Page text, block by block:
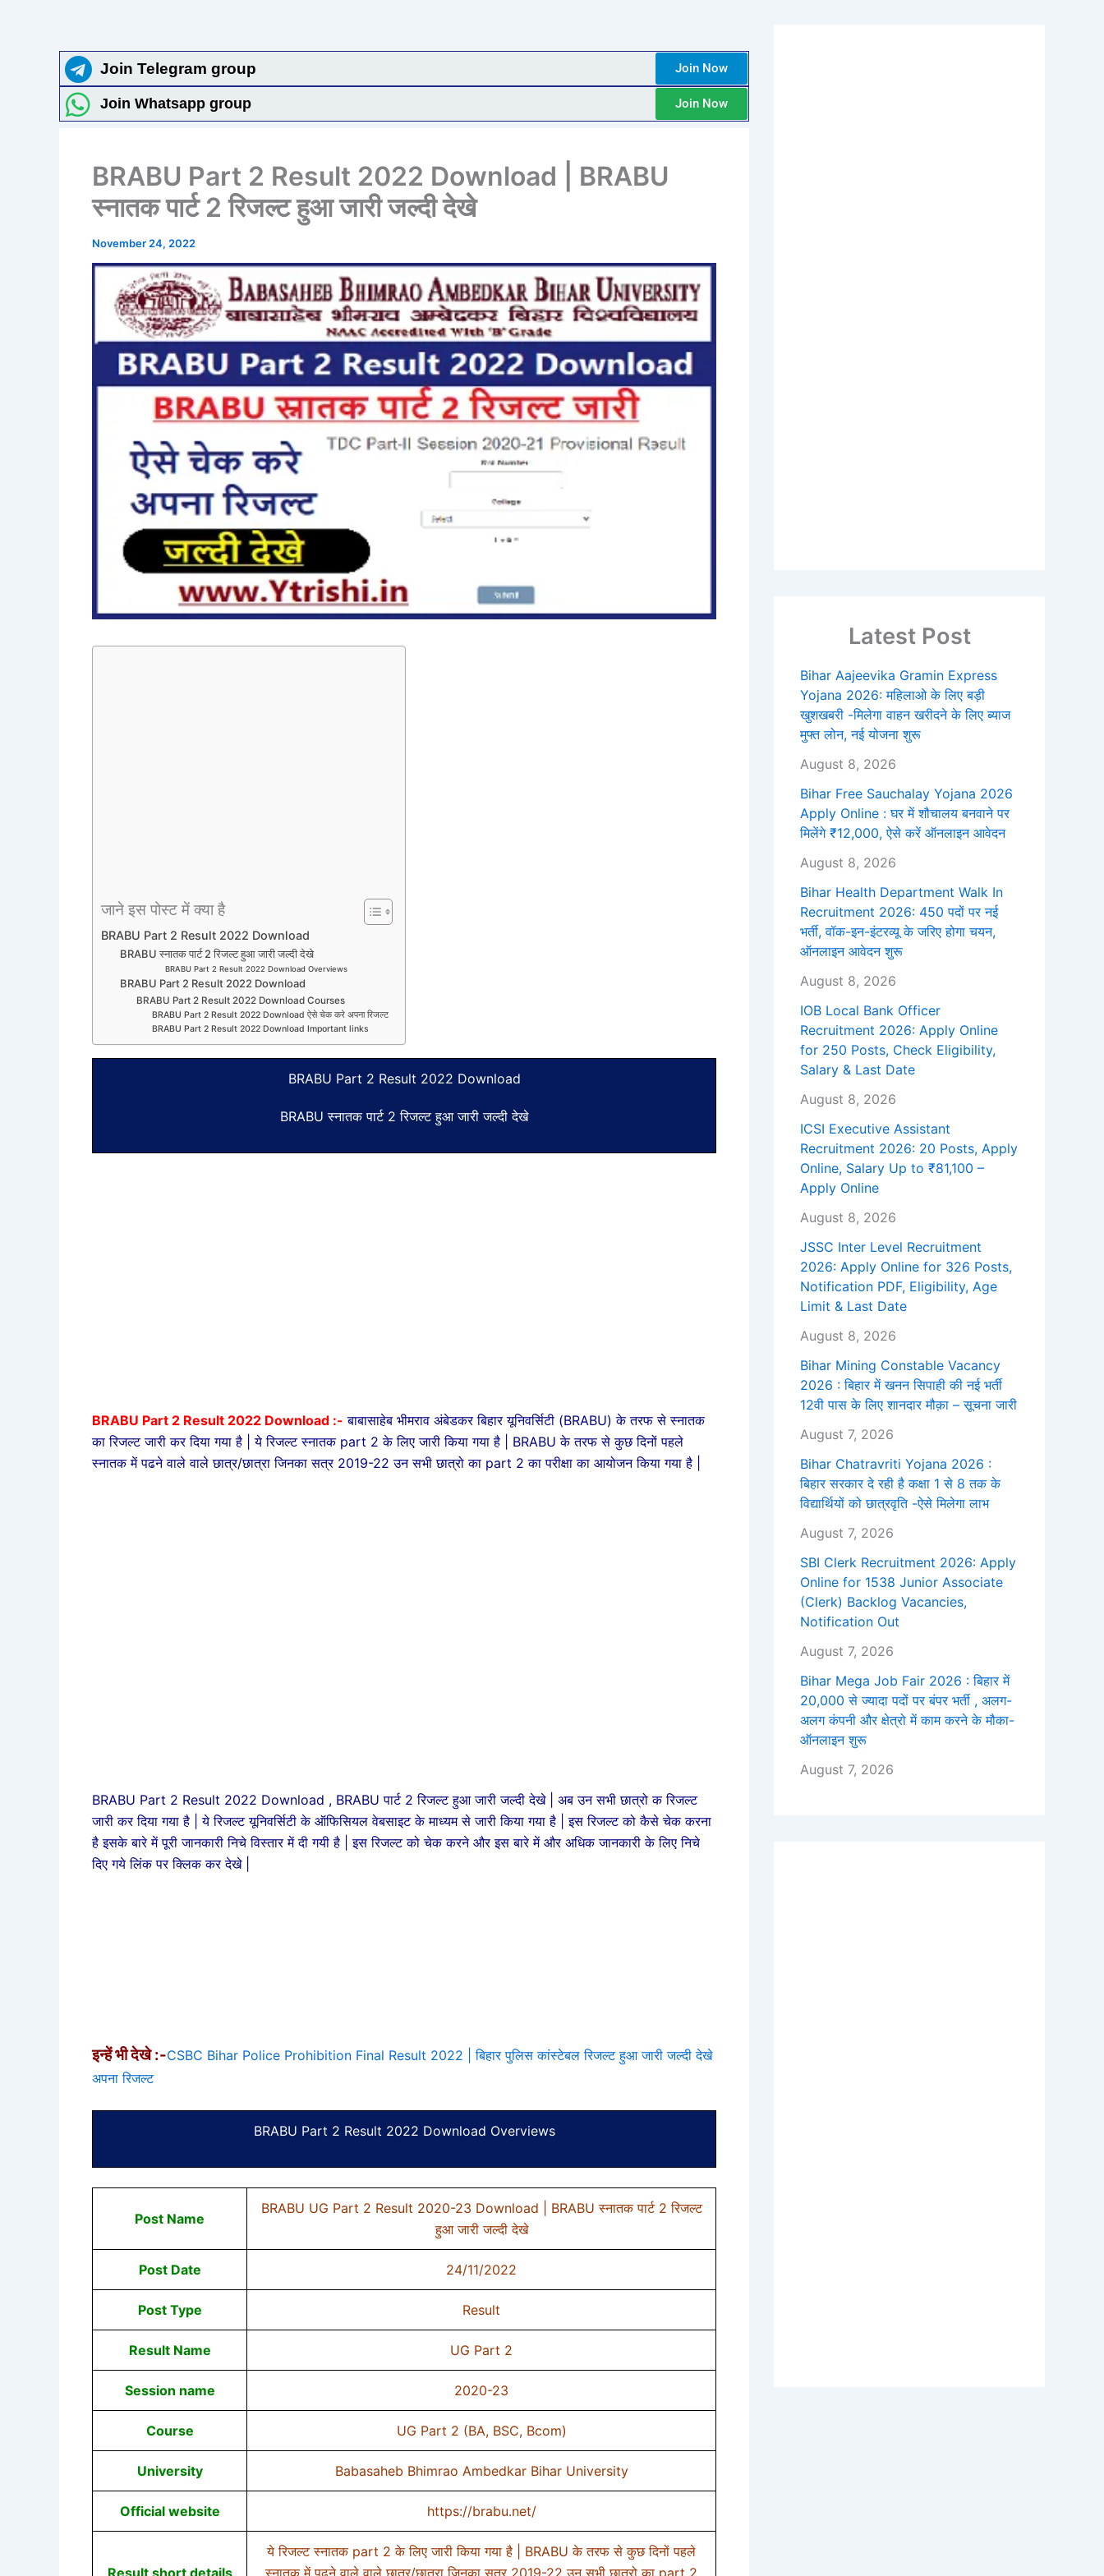
Join Telegram group Join Now
Join Whatsapp group Join Now
BRABU Part 2 Result 2022 Download | BRABU
स्नातक पार्ट 2 रिजल्ट हुआ जारी जल्दी देखे
November 24, 2022
जाने इस पोस्ट में क्या है
BRABU Part 2 Result 2022 Download
BRABU स्नातक पार्ट 2 रिजल्ट हुआ जारी जल्दी देखे
BRABU Part 2 Result 2022 Download Overviews
BRABU Part 2 Result 2022 Download
BRABU Part 2 Result 2022 Download Courses
BRABU Part 2 Result 2022 Download ऐसे चेक करे अपना रिजल्ट
BRABU Part 2 Result 2022 Download Important links
BRABU Part 2 Result 2022 Download
BRABU स्नातक पार्ट 2 रिजल्ट हुआ जारी जल्दी देखे
BRABU Part 2 Result 2022 Download :- बाबासाहेब भीमराव अंबेडकर बिहार यूनिवर्सिटी (BRABU) के तरफ से स्नातक
का रिजल्ट जारी कर दिया गया है | ये रिजल्ट स्नातक part 2 के लिए जारी किया गया है | BRABU के तरफ से कुछ दिनों पहले
स्नातक में पढने वाले वाले छात्र/छात्रा जिनका सत्र 2019-22 उन सभी छात्रो का part 2 का परीक्षा का आयोजन किया गया है |
BRABU Part 2 Result 2022 Download , BRABU पार्ट 2 रिजल्ट हुआ जारी जल्दी देखे | अब उन सभी छात्रो क रिजल्ट
जारी कर दिया गया है | ये रिजल्ट यूनिवर्सिटी के ऑफिसियल वेबसाइट के माध्यम से जारी किया गया है | इस रिजल्ट को कैसे चेक करना
है इसके बारे में पूरी जानकारी निचे विस्तार में दी गयी है | इस रिजल्ट को चेक करने और इस बारे में और अधिक जानकारी के लिए निचे
दिए गये लिंक पर क्लिक कर देखे |
इन्हें भी देखे :-CSBC Bihar Police Prohibition Final Result 2022 | बिहार पुलिस कांस्टेबल रिजल्ट हुआ जारी जल्दी देखे
अपना रिजल्ट
BRABU Part 2 Result 2022 Download Overviews
Post Name
BRABU UG Part 2 Result 2020-23 Download | BRABU स्नातक पार्ट 2 रिजल्ट
हुआ जारी जल्दी देखे
Post Date 24/11/2022
Post Type Result
Result Name UG Part 2
Session name 2020-23
Course UG Part 2 (BA, BSC, Bcom)
University Babasaheb Bhimrao Ambedkar Bihar University
Official website https://brabu.net/
Result short details
ये रिजल्ट स्नातक part 2 के लिए जारी किया गया है | BRABU के तरफ से कुछ दिनों पहले
स्नातक में पढने वाले वाले छात्र/छात्रा जिनका सत्र 2019-22 उन सभी छात्रो का part 2
Latest Post
Bihar Aajeevika Gramin Express
Yojana 2026: महिलाओ के लिए बड़ी
खुशखबरी -मिलेगा वाहन खरीदने के लिए ब्याज
मुफ्त लोन, नई योजना शुरू
August 8, 2026
Bihar Free Sauchalay Yojana 2026
Apply Online : घर में शौचालय बनवाने पर
मिलेंगे ₹12,000, ऐसे करें ऑनलाइन आवेदन
August 8, 2026
Bihar Health Department Walk In
Recruitment 2026: 450 पदों पर नई
भर्ती, वॉक-इन-इंटरव्यू के जरिए होगा चयन,
ऑनलाइन आवेदन शुरू
August 8, 2026
IOB Local Bank Officer
Recruitment 2026: Apply Online
for 250 Posts, Check Eligibility,
Salary & Last Date
August 8, 2026
ICSI Executive Assistant
Recruitment 2026: 20 Posts, Apply
Online, Salary Up to ₹81,100 –
Apply Online
August 8, 2026
JSSC Inter Level Recruitment
2026: Apply Online for 326 Posts,
Notification PDF, Eligibility, Age
Limit & Last Date
August 8, 2026
Bihar Mining Constable Vacancy
2026 : बिहार में खनन सिपाही की नई भर्ती
12वी पास के लिए शानदार मौक़ा – सूचना जारी
August 7, 2026
Bihar Chatravriti Yojana 2026 :
बिहार सरकार दे रही है कक्षा 1 से 8 तक के
विद्यार्थियों को छात्रवृति -ऐसे मिलेगा लाभ
August 7, 2026
SBI Clerk Recruitment 2026: Apply
Online for 1538 Junior Associate
(Clerk) Backlog Vacancies,
Notification Out
August 7, 2026
Bihar Mega Job Fair 2026 : बिहार में
20,000 से ज्यादा पदों पर बंपर भर्ती , अलग-
अलग कंपनी और क्षेत्रो में काम करने के मौका-
ऑनलाइन शुरू
August 7, 2026